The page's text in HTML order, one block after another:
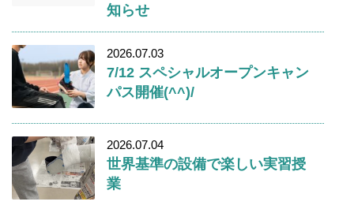
知らせ
2026.07.03
7/12 スペシャルオープンキャン
パス開催(^^)/
2026.07.04
世界基準の設備で楽しい実習授
業